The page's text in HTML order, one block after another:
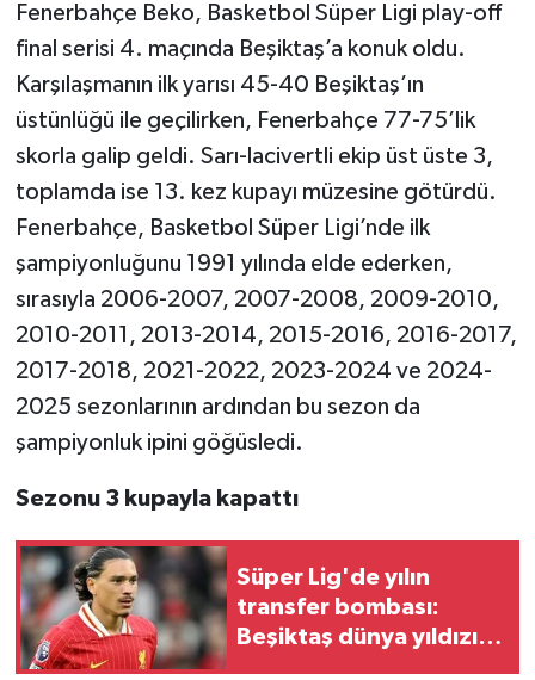
Fenerbahçe Beko, Basketbol Süper Ligi play-off
final serisi 4. maçında Beşiktaş’a konuk oldu.
Karşılaşmanın ilk yarısı 45-40 Beşiktaş’ın
üstünlüğü ile geçilirken, Fenerbahçe 77-75’lik
skorla galip geldi. Sarı-lacivertli ekip üst üste 3,
toplamda ise 13. kez kupayı müzesine götürdü.
Fenerbahçe, Basketbol Süper Ligi’nde ilk
şampiyonluğunu 1991 yılında elde ederken,
sırasıyla 2006-2007, 2007-2008, 2009-2010,
2010-2011, 2013-2014, 2015-2016, 2016-2017,
2017-2018, 2021-2022, 2023-2024 ve 2024-
2025 sezonlarının ardından bu sezon da
şampiyonluk ipini göğüsledi.
Sezonu 3 kupayla kapattı
Süper Lig'de yılın
transfer bombası:
Beşiktaş dünya yıldızını
MEDYA
OTOMOTİV
TEKNOLOJİ
YAŞAM
KÜLTÜR SANAT